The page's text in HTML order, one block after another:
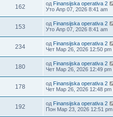
162 од Finansijska operativa 2
Уто Апр 07, 2026 8:41 am
153 од Finansijska operativa 2
Уто Апр 07, 2026 8:41 am
234 од Finansijska operativa 2
Чет Мар 26, 2026 12:50 pm
180 од Finansijska operativa 2
Чет Мар 26, 2026 12:49 pm
178 од Finansijska operativa 2
Чет Мар 26, 2026 12:48 pm
192 од Finansijska operativa 2
Пон Мар 23, 2026 12:51 pm